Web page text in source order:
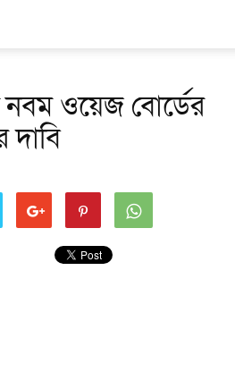
ওয়েজ বোর্ডের
দাবি